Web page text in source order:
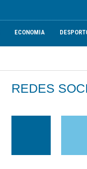
ECONOMIA
REDES